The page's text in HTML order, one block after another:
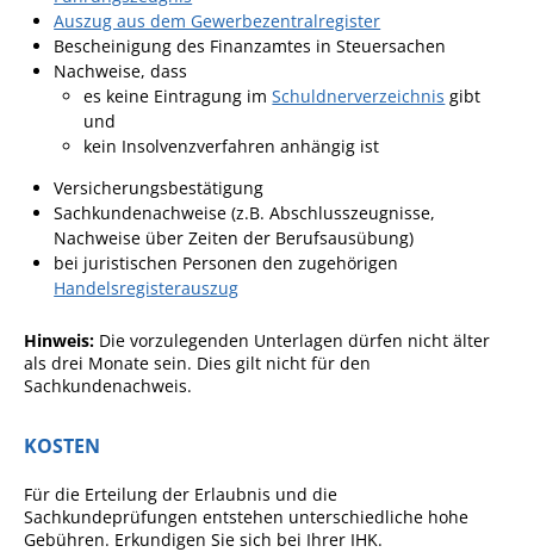
Projekt Summendes
Markungsputzete
Lesepaten gesucht!
Gemmrigheimer
Lesewochen
Paten für Baum- und
Pflanzbeete
Aktion „PFLÜCK MICH!“
Boulebahn
Kinderkleidermarkt
Gemmrigheimer
Auszug aus dem Gewerbezentralregister
Bescheinigung des Finanzamtes in Steuersachen
Nachweise, dass
es keine Eintragung imSchuldnerverzeichnis gibt
und
kein Insolvenzverfahren anhängig ist
Versicherungsbestätigung
Sachkundenachweise (z.B. Abschlusszeugnisse,
Nachweise über Zeiten der Berufsausübung)
bei juristischen Personen den zugehörigen
Handelsregisterauszug
Hinweis: Die vorzulegenden Unterlagen dürfen nicht älter
als drei Monate sein. Dies gilt nicht für den
Sachkundenachweis.
KOSTEN
Für die Erteilung der Erlaubnis und die
Sachkundeprüfungen entstehen unterschiedliche hohe
Gebühren. Erkundigen Sie sich bei Ihrer IHK.